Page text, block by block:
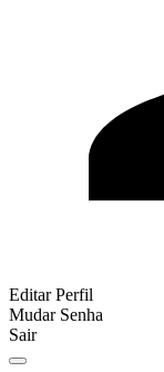
Editar Perfil
Mudar Senha
Sair